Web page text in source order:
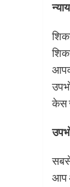
केस
सबसे
आप